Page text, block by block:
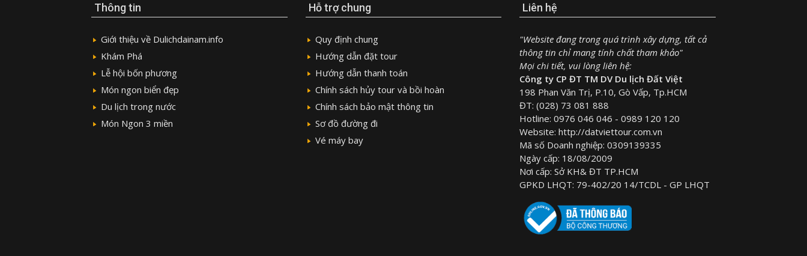
Thông tin
Giới thiệu về Dulichdainam.info
Khám Phá
Lễ hội bốn phương
Món ngon biển đẹp
Du lịch trong nước
Món Ngon 3 miền
Hỗ trợ chung
Quy định chung
Hướng dẫn đặt tour
Hướng dẫn thanh toán
Chính sách hủy tour và bồi hoàn
Chính sách bảo mật thông tin
Sơ đồ đường đi
Vé máy bay
Liên hệ
"Website đang trong quá trình xây dựng, tất cả
thông tin chỉ mang tính chất tham khảo"
Mọi chi tiết, vui lòng liên hệ:
Công ty CP ĐT TM DV Du lịch Đất Việt
198 Phan Văn Trị, P.10, Gò Vấp, Tp.HCM
ĐT: (028) 73 081 888
Hotline: 0976 046 046 - 0989 120 120
Website: http://datviettour.com.vn
Mã số Doanh nghiệp: 0309139335
Ngày cấp: 18/08/2009
Nơi cấp: Sở KH& ĐT TP.HCM
GPKD LHQT: 79-402/20 14/TCDL - GP LHQT